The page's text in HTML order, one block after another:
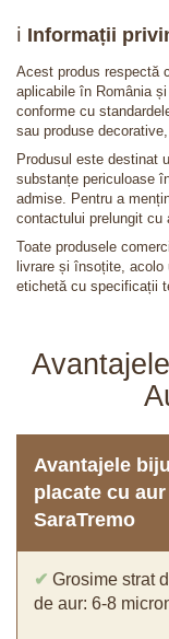
ℹ️ Informații
Acest produs respectă
aplicabile în România
conforme cu
sau produse
Produsul este destinat
substanțe periculoase
admise. Pentru a
contactului prelungit cu
Toate produsele
livrare și însoțite,
etichetă cu specificații
Avantajele
placate cu aur
SaraTremo
✔ Grosime strat
de aur: 6-8